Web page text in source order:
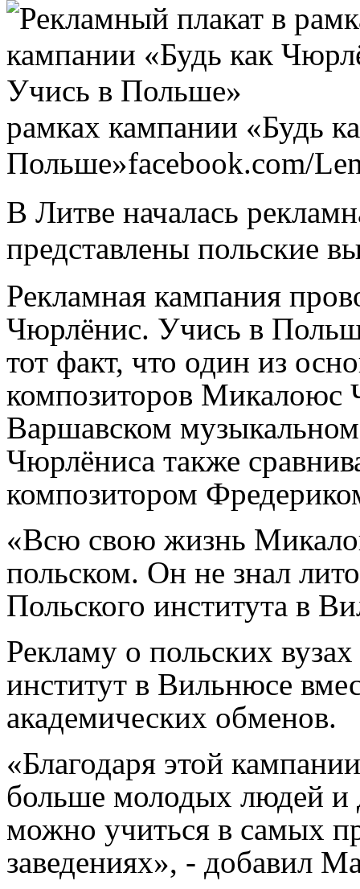
рамках кампании «Будь
Польше»facebook.com/
В Литве началась
представлены польские
Рекламная кампания
Чюрлёнис. Учись в
тот факт, что один из
композиторов Микалоюс
Варшавском
Чюрлёниса также
композитором
«Всю свою жизнь
польском. Он не знал
Польского института в
Рекламу о польских
институт в Вильнюсе
академических обменов.
«Благодаря этой
больше молодых людей и
можно учиться в самых
заведениях», - добавил